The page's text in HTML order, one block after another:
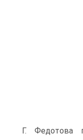
Г. Федотова